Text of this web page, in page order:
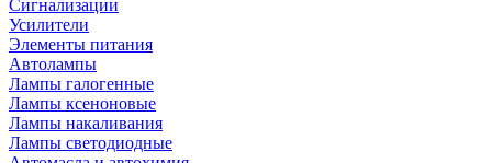
Сигнализации
Усилители
Элементы питания
Автолампы
Лампы галогенные
Лампы ксеноновые
Лампы накаливания
Лампы светодиодные